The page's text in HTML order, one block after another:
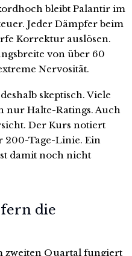
bleibt Palantir im
Jeder Dämpfer beim
Korrektur auslösen.
von über 60
Nervosität.
skeptisch. Viele
nur Halte-Ratings. Auch
Der Kurs notiert
200-Tage-Linie. Ein
damit noch nicht
die
zweiten Quartal fungiert